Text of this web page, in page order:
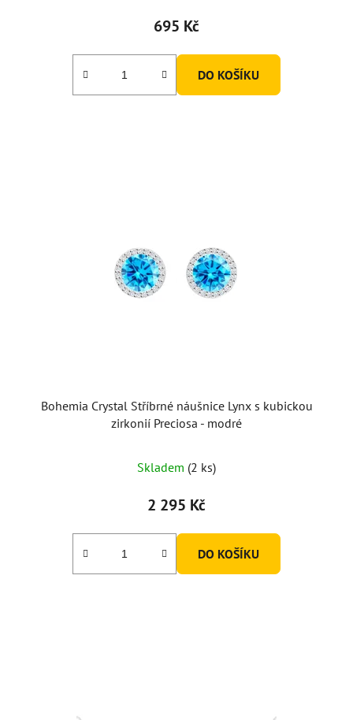
695 Kč
DO KOŠÍKU
Bohemia Crystal Stříbrné náušnice Lynx s kubickou
zirkonií Preciosa - modré
Skladem (2 ks)
2 295 Kč
DO KOŠÍKU